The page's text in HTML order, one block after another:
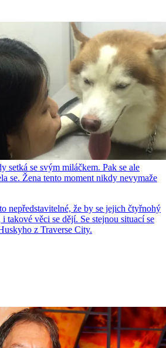
setká se svým miláčkem. Pak se ale
se. Žena tento moment nikdy nevymaže
nepředstavitelné, že by se jejich čtyřnohý
takové věci se dějí. Se stejnou situací se
z Traverse City.